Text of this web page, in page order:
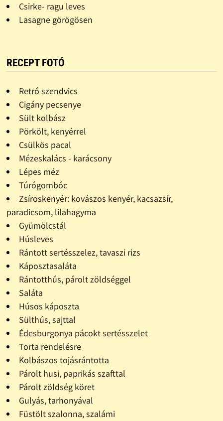
Csirke- ragu leves
Lasagne görögösen
RECEPT FOTÓ
Retró szendvics
Cigány pecsenye
Sült kolbász
Pörkölt, kenyérrel
Csülkös pacal
Mézeskalács - karácsony
Lépes méz
Túrógombóc
Zsíroskenyér: kovászos kenyér, kacsazsír,
paradicsom, lilahagyma
Gyümölcstál
Húsleves
Rántott sertésszelez, tavaszi rizs
Káposztasaláta
Rántotthús, párolt zöldséggel
Saláta
Húsos káposzta
Sülthús, sajttal
Édesburgonya pácokt sertésszelet
Torta rendelésre
Kolbászos tojásrántotta
Párolt husi, paprikás szafttal
Párolt zöldség köret
Gulyás, tarhonyával
Füstölt szalonna, szalámi